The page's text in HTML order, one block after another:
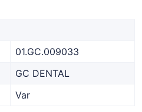
01.GC.009033
GC DENTAL
Var